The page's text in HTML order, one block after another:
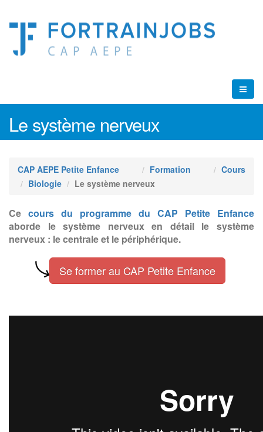
Le système nerveux
CAP AEPE Petite Enfance Formation
Cours
Biologie
Le système nerveux
Ce cours du programme du CAP Petite Enfance
aborde le système nerveux en détail le système
nerveux : le centrale et le périphérique.
Se former au CAP Petite Enfance